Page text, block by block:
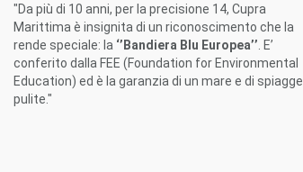
"Da più di 10 anni, per la precisione 14, Cupra
Marittima è insignita di un riconoscimento che la
rende speciale: la ‘’Bandiera Blu Europea’’ . E’
conferito dalla FEE (Foundation for Environmental
Education) ed è la garanzia di un mare e di spiagge
pulite."